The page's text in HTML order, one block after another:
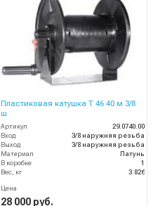
Пластиковая катушка T 46 40 м 3/8
ш.
Артикул
29.0740.00
Вход
3/8 наружняя резьба
Выход
3/8 наружняя резьба
Материал
Латунь
В коробке
1
Вес, кг
3.826
Цена
28 000 руб.